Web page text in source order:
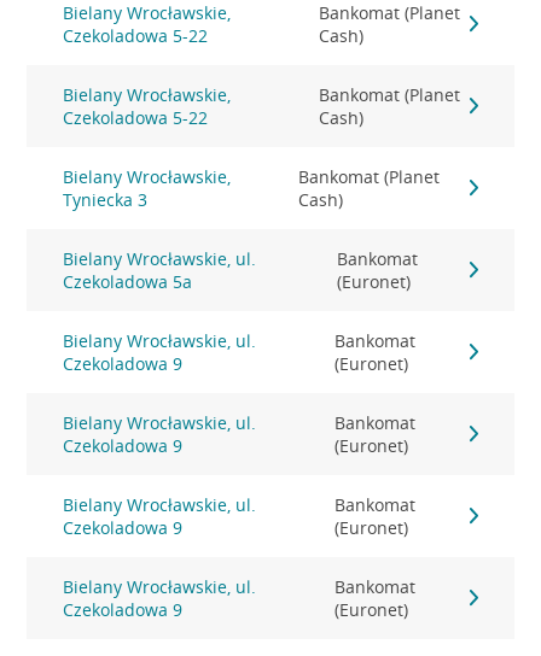
Bielany Wrocławskie,
Czekoladowa 5-22
Bankomat (Planet
Cash)
Bielany Wrocławskie,
Czekoladowa 5-22
Bankomat (Planet
Cash)
Bielany Wrocławskie,
Tyniecka 3
Bankomat (Planet
Cash)
Bielany Wrocławskie, ul.
Czekoladowa 5a
Bankomat
(Euronet)
Bielany Wrocławskie, ul.
Czekoladowa 9
Bankomat
(Euronet)
Bielany Wrocławskie, ul.
Czekoladowa 9
Bankomat
(Euronet)
Bielany Wrocławskie, ul.
Czekoladowa 9
Bankomat
(Euronet)
Bielany Wrocławskie, ul.
Czekoladowa 9
Bankomat
(Euronet)